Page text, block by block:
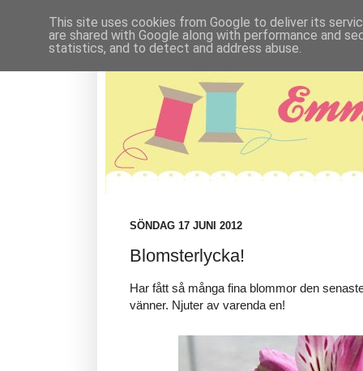
SÖNDAG 17 JUNI 2012
Blomsterlycka!
Har fått så många fina blommor den
vänner. Njuter av varenda en!
This site uses cookies from Google to deliver its
are shared with Google along with performance and
statistics, and to detect and address abuse.